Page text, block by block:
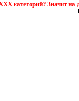
категорий? Значит